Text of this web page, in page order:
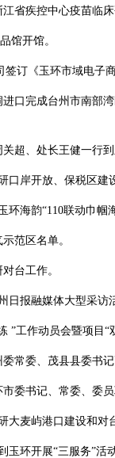
省疾控中心疫苗临
馆开馆。
签订《玉环市域电子
口完成台州市南部
超、处长王健一行
口岸开放、保税区建
海韵“110联动巾帼
范区名单。
台工作。
日报融媒体大型采访
”工作动员会暨项目
常委、茂县县委书
委书记、常委、委
大麦屿港口建设和对
玉环开展“三服务”活